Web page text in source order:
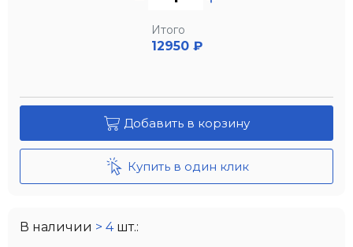
Итого
12950 ₽
Добавить в корзину
Купить в один клик
В наличии > 4шт.: